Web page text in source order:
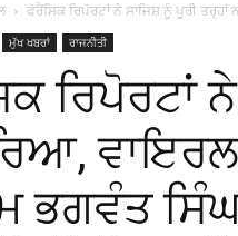
ਫੋਰੈਂਸਿਕ ਰਿਪੋਰਟਾਂ ਨੇ ਸਾਜਿਸ਼ ਨੂੰ ਪੂਰੀ
ਮੁੱਖ ਖਬਰਾਂ ਰਾਜਨੀਤੀ
ਰਿਪੋਰਟਾਂ
ਭਗਵੰਤ